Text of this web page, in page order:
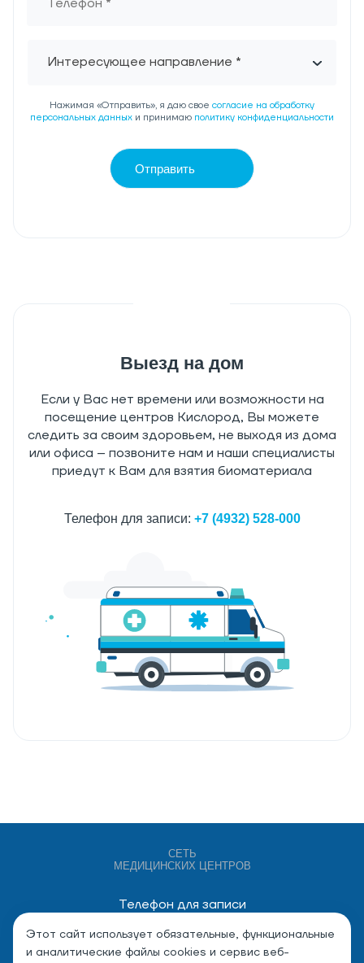
Интересующее направление *
Нажимая «Отправить», я даю свое согласие на обработку
персональных данных и принимаю политику конфиденциальности
Отправить
Выезд на дом
Если у Вас нет времени или возможности на
посещение центров Кислород, Вы можете
следить за своим здоровьем, не выходя из дома
или офиса – позвоните нам и наши специалисты
приедут к Вам для взятия биоматериала
Телефон для записи: +7 (4932) 528-000
СЕТЬ
МЕДИЦИНСКИХ ЦЕНТРОВ
Телефон для записи
+7 (4932) 528-000
Этот сайт использует обязательные, функциональные
и аналитические файлы cookies и сервис веб-